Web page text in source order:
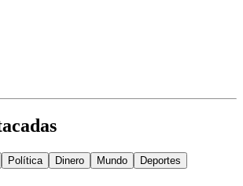
Política Dinero Mundo
Deportes